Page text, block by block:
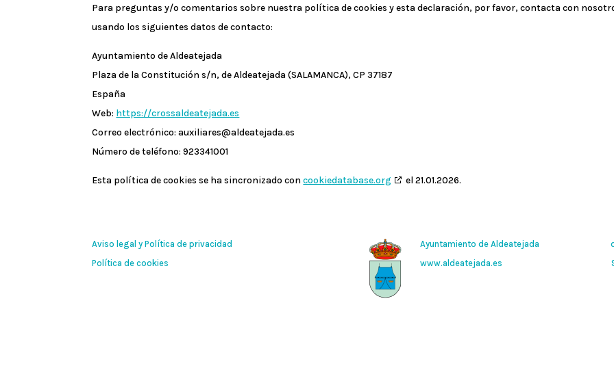
Para preguntas y/o comentarios sobre nuestra política de cookies y esta declaración, por favor, contacta con
usando los siguientes datos de contacto:
Ayuntamiento de Aldeatejada
Plaza de la Constitución s/n, de Aldeatejada (SALAMANCA), CP 37187
España
Web: https://crossaldeatejada.es
Correo electrónico:auxiliares@aldeatejada.es
Número de teléfono: 923341001
Esta política de cookies se ha sincronizado concookiedatabase.org el 21.01.2026.
Aviso legal y Política de privacidad
Política de cookies
Ayuntamiento de Aldeatejada
www.aldeatejada.es